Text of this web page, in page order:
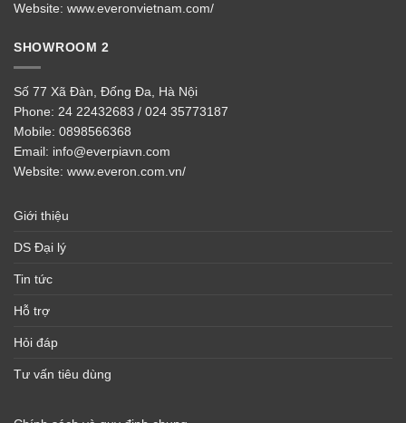
Website: www.everonvietnam.com/
SHOWROOM 2
Số 77 Xã Đàn, Đống Đa, Hà Nội
Phone: 24 22432683 / 024 35773187
Mobile: 0898566368
Email: info@everpiavn.com
Website: www.everon.com.vn/
Giới thiệu
DS Đại lý
Tin tức
Hỗ trợ
Hỏi đáp
Tư vấn tiêu dùng